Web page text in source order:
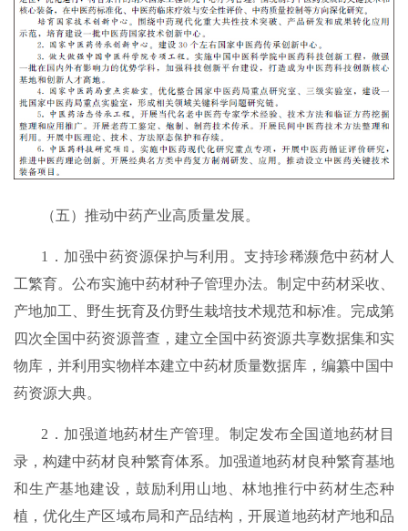
（五）推动中药产业高质量发展。
1．加强中药资源保护与利用。支持珍稀濒危中药材人
工繁育。公布实施中药材种子管理办法。制定中药材采收、
产地加工、野生抚育及仿野生栽培技术规范和标准。完成第
四次全国中药资源普查，建立全国中药资源共享数据集和实
物库，并利用实物样本建立中药材质量数据库，编纂中国中
药资源大典。
2．加强道地药材生产管理。制定发布全国道地药材目
录，构建中药材良种繁育体系。加强道地药材良种繁育基地
和生产基地建设，鼓励利用山地、林地推行中药材生态种
植，优化生产区域布局和产品结构，开展道地药材产地和品